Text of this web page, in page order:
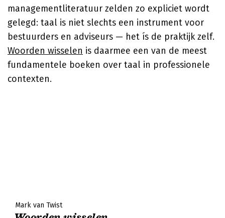
managementliteratuur zelden zo expliciet wordt
gelegd: taal is niet slechts een instrument voor
bestuurders en adviseurs — het ís de praktijk zelf.
Woorden wisselen is daarmee een van de meest
fundamentele boeken over taal in professionele
contexten.
Mark van Twist